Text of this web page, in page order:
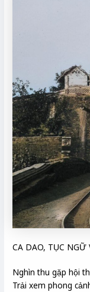
CA DAO, TỤC NGỮ
Nghìn thu gặp hội
Trải xem phong